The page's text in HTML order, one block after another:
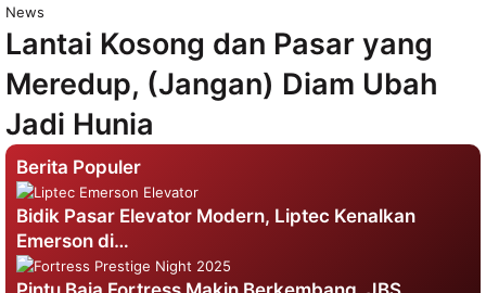
News
Lantai Kosong dan Pasar yang
Meredup, (Jangan) Diam Ubah
Jadi Hunia
Berita Populer
Bidik Pasar Elevator Modern, Liptec Kenalkan
Emerson di…